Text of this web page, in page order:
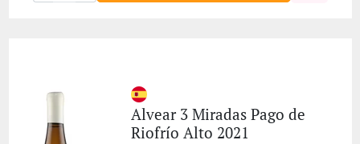
Alvear 3 Miradas Pago de
Riofrío Alto 2021